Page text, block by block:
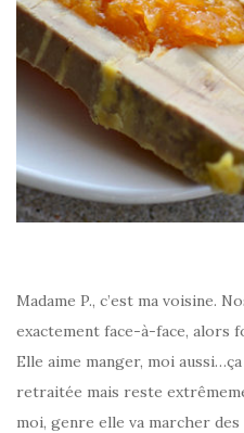
Madame P., c’est ma voisine.
exactement face-à-face, alors
Elle aime manger, moi
retraitée mais reste
moi, genre elle va marcher